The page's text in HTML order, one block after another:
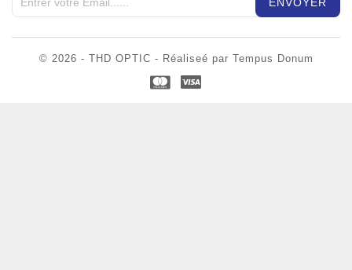
© 2026 - THD OPTIC - Réaliseé par Tempus Donum